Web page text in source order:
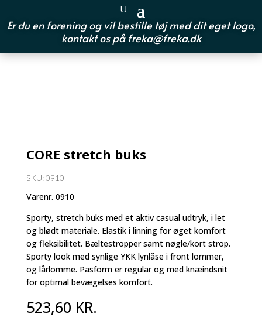
Er du en forening og vil bestille tøj med dit eget logo,
kontakt os på freka@freka.dk
CORE stretch buks
SKU:0910
Varenr. 0910
Sporty, stretch buks med et aktiv casual udtryk, i let
og blødt materiale. Elastik i linning for øget komfort
og fleksibilitet. Bæltestropper samt nøgle/kort strop.
Sporty look med synlige YKK lynlåse i front lommer,
og lårlomme. Pasform er regular og med knæindsnit
for optimal bevægelses komfort.
523,60 KR.